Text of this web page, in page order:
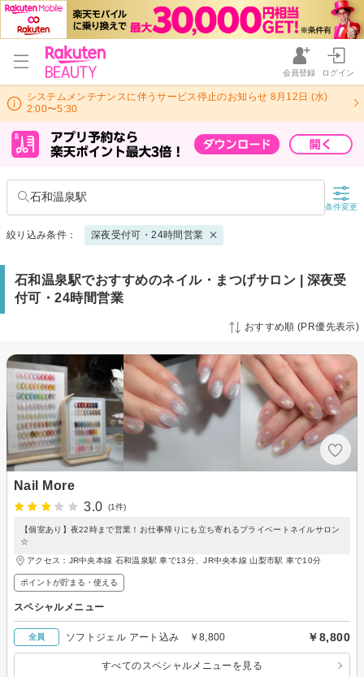
会員登録 ログイン
システムメンテナンスに伴うサービス停止のお知らせ 8月12日 (水)
2:00〜5:30
石和温泉駅
条件変更
絞り込み条件： 深夜受付可・24時間営業
石和温泉駅でおすすめのネイル・まつげサロン | 深夜受
付可・24時間営業
おすすめ順 (PR優先表示)
Nail More
3.0
(1件)
【個室あり】夜22時まで営業！お仕事帰りにも立ち寄れるプライベートネイルサロン
☆
アクセス：JR中央本線 石和温泉駅 車で13分、JR中央本線 山梨市駅 車で10分
ポイントが貯まる・使える
スペシャルメニュー
全員 ソフトジェル アート込み ￥8,800 ￥8,800
すべてのスペシャルメニューを見る